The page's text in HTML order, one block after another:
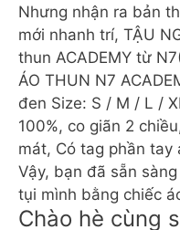
Nhưng nhận ra bản
mới nhanh trí, TẬU
thun ACADEMY từ
ÁO THUN N7
đen Size: S / M / L /
100%, co giãn 2
mát, Có tag phần tay
Vậy, bạn đã sẵn
tụi mình bằng chiếc
Chào hè cùng